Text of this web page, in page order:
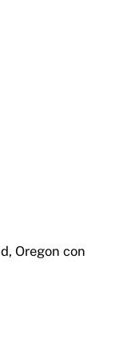
Oregon con